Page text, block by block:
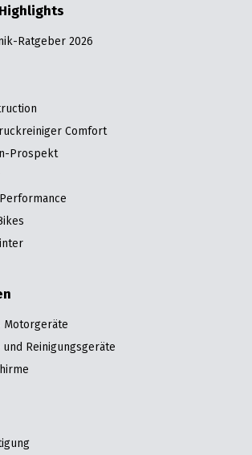
Ratgeber 2026
Comfort
Prospekt
Motorgeräte
und Reinigungsgeräte